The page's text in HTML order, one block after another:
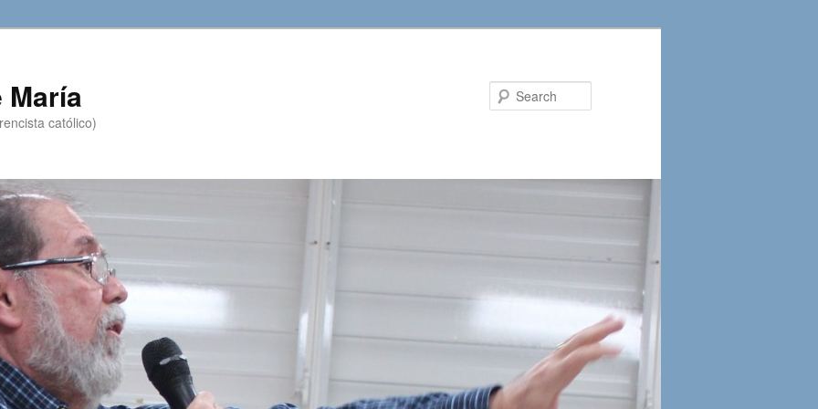
María
católico)